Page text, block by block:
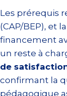
Les prérequis
(CAP/BEP), et
financement
un reste à
de
confirmant la
pédagogique